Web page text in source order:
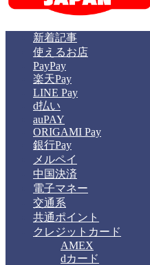
新着記事
使えるお店
PayPay
楽天Pay
LINE Pay
d払い
auPAY
ORIGAMI Pay
銀行Pay
メルペイ
中国決済
電子マネー
交通系
共通ポイント
クレジットカード
AMEX
dカード